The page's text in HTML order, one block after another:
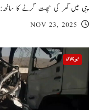
پبی میں گھر کی چھت گرنے کا سانحہ: 5 افراد جان کی بازی ہار گئے، 3 زخمی
NOV 23, 2025
خیبر پختونخوا